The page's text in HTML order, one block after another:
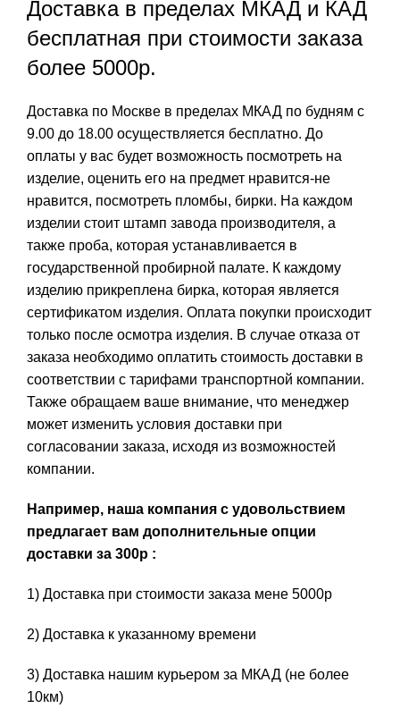
Доставка в пределах МКАД и КАД
бесплатная при стоимости заказа
более 5000р.
Доставка по Москве в пределах МКАД по будням с
9.00 до 18.00 осуществляется бесплатно. До
оплаты у вас будет возможность посмотреть на
изделие, оценить его на предмет нравится-не
нравится, посмотреть пломбы, бирки. На каждом
изделии стоит штамп завода производителя, а
также проба, которая устанавливается в
государственной пробирной палате. К каждому
изделию прикреплена бирка, которая является
сертификатом изделия. Оплата покупки происходит
только после осмотра изделия. В случае отказа от
заказа необходимо оплатить стоимость доставки в
соответствии с тарифами транспортной компании.
Также обращаем ваше внимание, что менеджер
может изменить условия доставки при
согласовании заказа, исходя из возможностей
компании.
Например, наша компания с удовольствием
предлагает вам дополнительные опции
доставки за 300р :
1) Доставка при стоимости заказа мене 5000р
2) Доставка к указанному времени
3) Доставка нашим курьером за МКАД (не более
10км)